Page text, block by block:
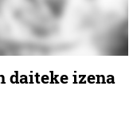
daiteke izena